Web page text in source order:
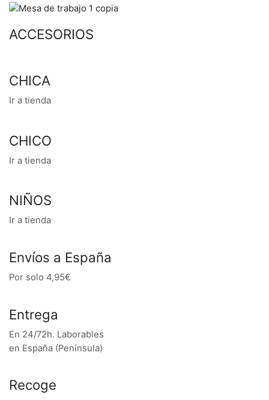
ACCESORIOS
CHICA
Ir a tienda
CHICO
Ir a tienda
NIÑOS
Ir a tienda
Envíos a España
Por solo 4,95€
Entrega
En 24/72h. Laborables
en España (Península)
Recoge